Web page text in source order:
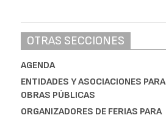
OTRAS SECCIONES
AGENDA
ENTIDADES Y ASOCIACIONES PARA
OBRAS PÚBLICAS
ORGANIZADORES DE FERIAS PARA